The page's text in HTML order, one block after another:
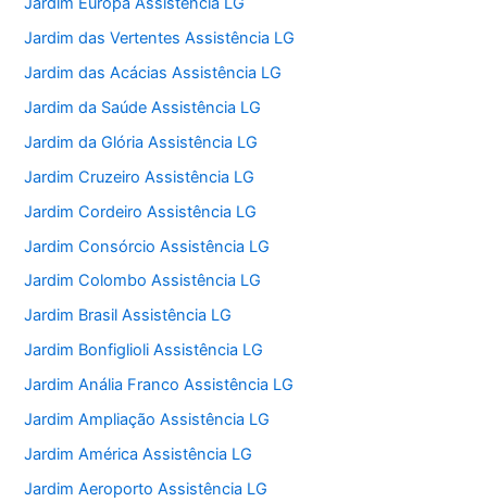
Jardim das Vertentes Assistência LG
Jardim das Acácias Assistência LG
Jardim da Saúde Assistência LG
Jardim da Glória Assistência LG
Jardim Cruzeiro Assistência LG
Jardim Cordeiro Assistência LG
Jardim Consórcio Assistência LG
Jardim Colombo Assistência LG
Jardim Brasil Assistência LG
Jardim Bonfiglioli Assistência LG
Jardim Anália Franco Assistência LG
Jardim Ampliação Assistência LG
Jardim América Assistência LG
Jardim Aeroporto Assistência LG